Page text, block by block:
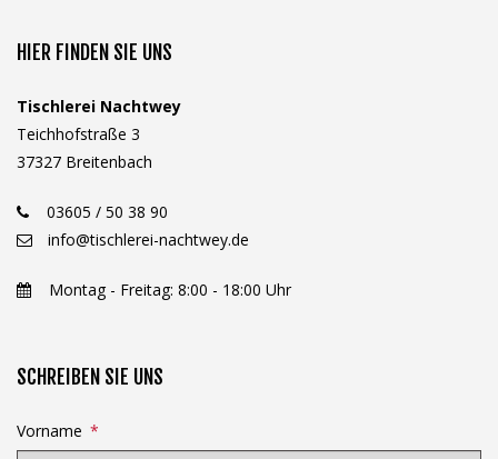
HIER FINDEN SIE UNS
Tischlerei Nachtwey
Teichhofstraße 3
37327 Breitenbach
03605 / 50 38 90
info@tischlerei-nachtwey.de
Montag - Freitag: 8:00 - 18:00 Uhr
SCHREIBEN SIE UNS
Vorname